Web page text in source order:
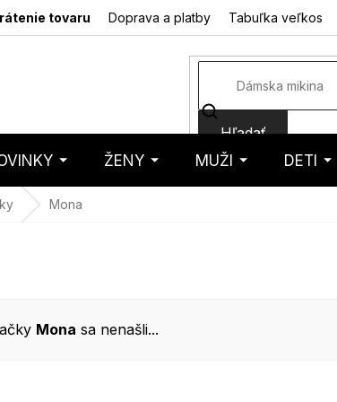
tovaru Doprava a platby Tabuľka veľkostí
Hľadať
ŽENY MUŽI DETI
Mona
Mona sa nenašli...